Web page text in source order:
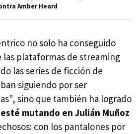
Amber Heard
no solo ha conseguido
las plataformas de streaming
las series de ficción de
siguiendo por ser
sino que también ha logrado
mutando en Julián Muñoz
con los pantalones por